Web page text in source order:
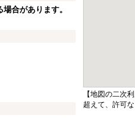
合があります。
【地図の二次
超えて、許可